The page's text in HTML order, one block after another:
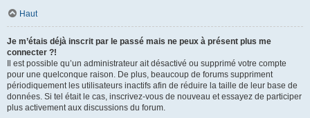
Haut
Je m’étais déjà inscrit par le passé mais ne peux à présent plus me
connecter ?!
Il est possible qu’un administrateur ait désactivé ou supprimé votre compte
pour une quelconque raison. De plus, beaucoup de forums suppriment
périodiquement les utilisateurs inactifs afin de réduire la taille de leur base de
données. Si tel était le cas, inscrivez-vous de nouveau et essayez de participer
plus activement aux discussions du forum.